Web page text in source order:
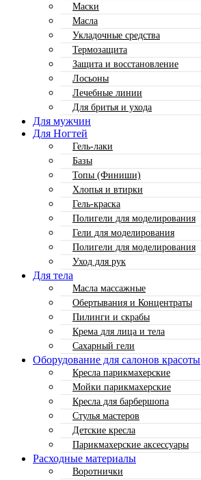
Маски
Масла
Укладочные средства
Термозащита
Защита и восстановление
Лосьоны
Лечебные линии
Для бритья и ухода
Для мужчин
Для Ногтей
Гель-лаки
Базы
Топы (Финиши)
Хлопья и втирки
Гель-краска
Полигели для моделирования
Гели для моделирования
Полигели для моделирования
Уход для рук
Для тела
Масла массажные
Обертывания и Концентраты
Пилинги и скрабы
Крема для лица и тела
Сахарный гели
Оборудование для салонов красоты
Кресла парикмахерские
Мойки парикмахерские
Кресла для барбершопа
Стулья мастеров
Детские кресла
Парикмахерские аксессуары
Расходные материалы
Воротнички